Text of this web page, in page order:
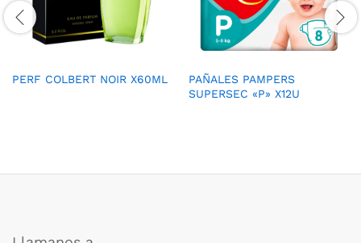
PERF COLBERT NOIR X60ML
PAÑALES PAMPERS
SUPERSEC «P» X12U